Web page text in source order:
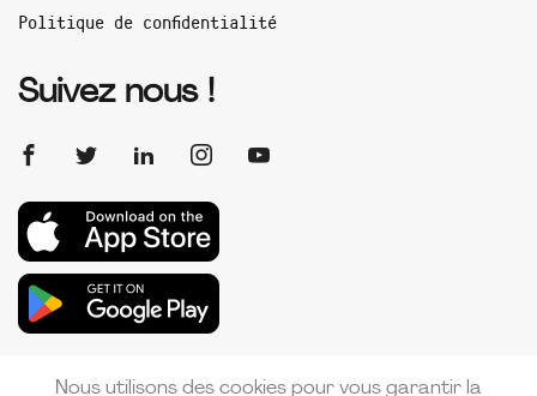
Politique de confidentialité
Suivez nous !
Nous utilisons des cookies pour vous garantir la